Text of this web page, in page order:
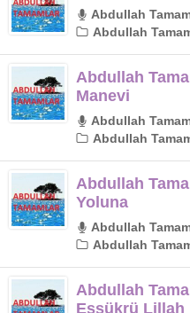
Abdullah
Abdullah
Abdullah
Manevi
Abdullah
Abdullah
Abdullah
Yoluna
Abdullah
Abdullah
Abdullah
Eşşükrü Lillah